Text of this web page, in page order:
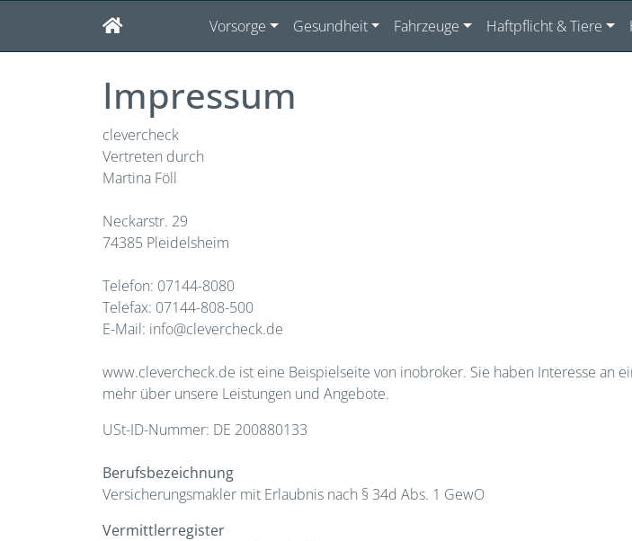
Vorsorge Gesundheit Fahrzeuge Haftpflicht & Tiere
Impressum
clevercheck
Vertreten durch
Martina Föll
Neckarstr. 29
74385 Pleidelsheim
Telefon: 07144-8080
Telefax: 07144-808-500
E-Mail: info@clevercheck.de
www.clevercheck.de ist eine Beispielseite von inobroker. Sie haben Interesse an
mehr über unsere Leistungen und Angebote.
USt-ID-Nummer: DE 200880133
Berufsbezeichnung
Versicherungsmakler mit Erlaubnis nach § 34d Abs. 1 GewO
Vermittlerregister